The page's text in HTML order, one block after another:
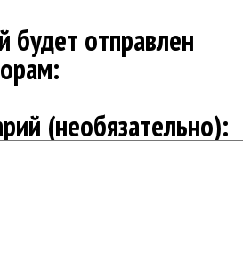
будет отправлен
(необязательно):